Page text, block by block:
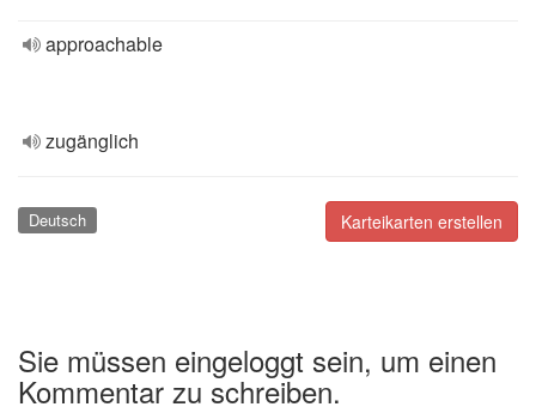
approachable
zugänglich
Karteikarten erstellen
Deutsch
Sie müssen eingeloggt sein, um einen
Kommentar zu schreiben.